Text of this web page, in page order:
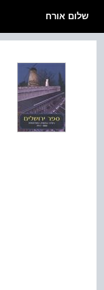
שלום אורח